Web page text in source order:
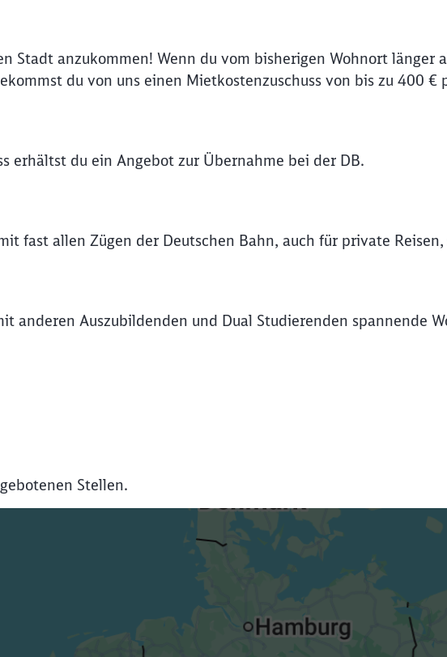
Stadt anzukommen! Wenn du vom bisherigen Wohnort länger
du von uns einen Mietkostenzuschuss von bis zu 400 €
erhältst du ein Angebot zur Übernahme bei der DB.
fast allen Zügen der Deutschen Bahn, auch für private
anderen Auszubildenden und Dual Studierenden spannende
Stellen.